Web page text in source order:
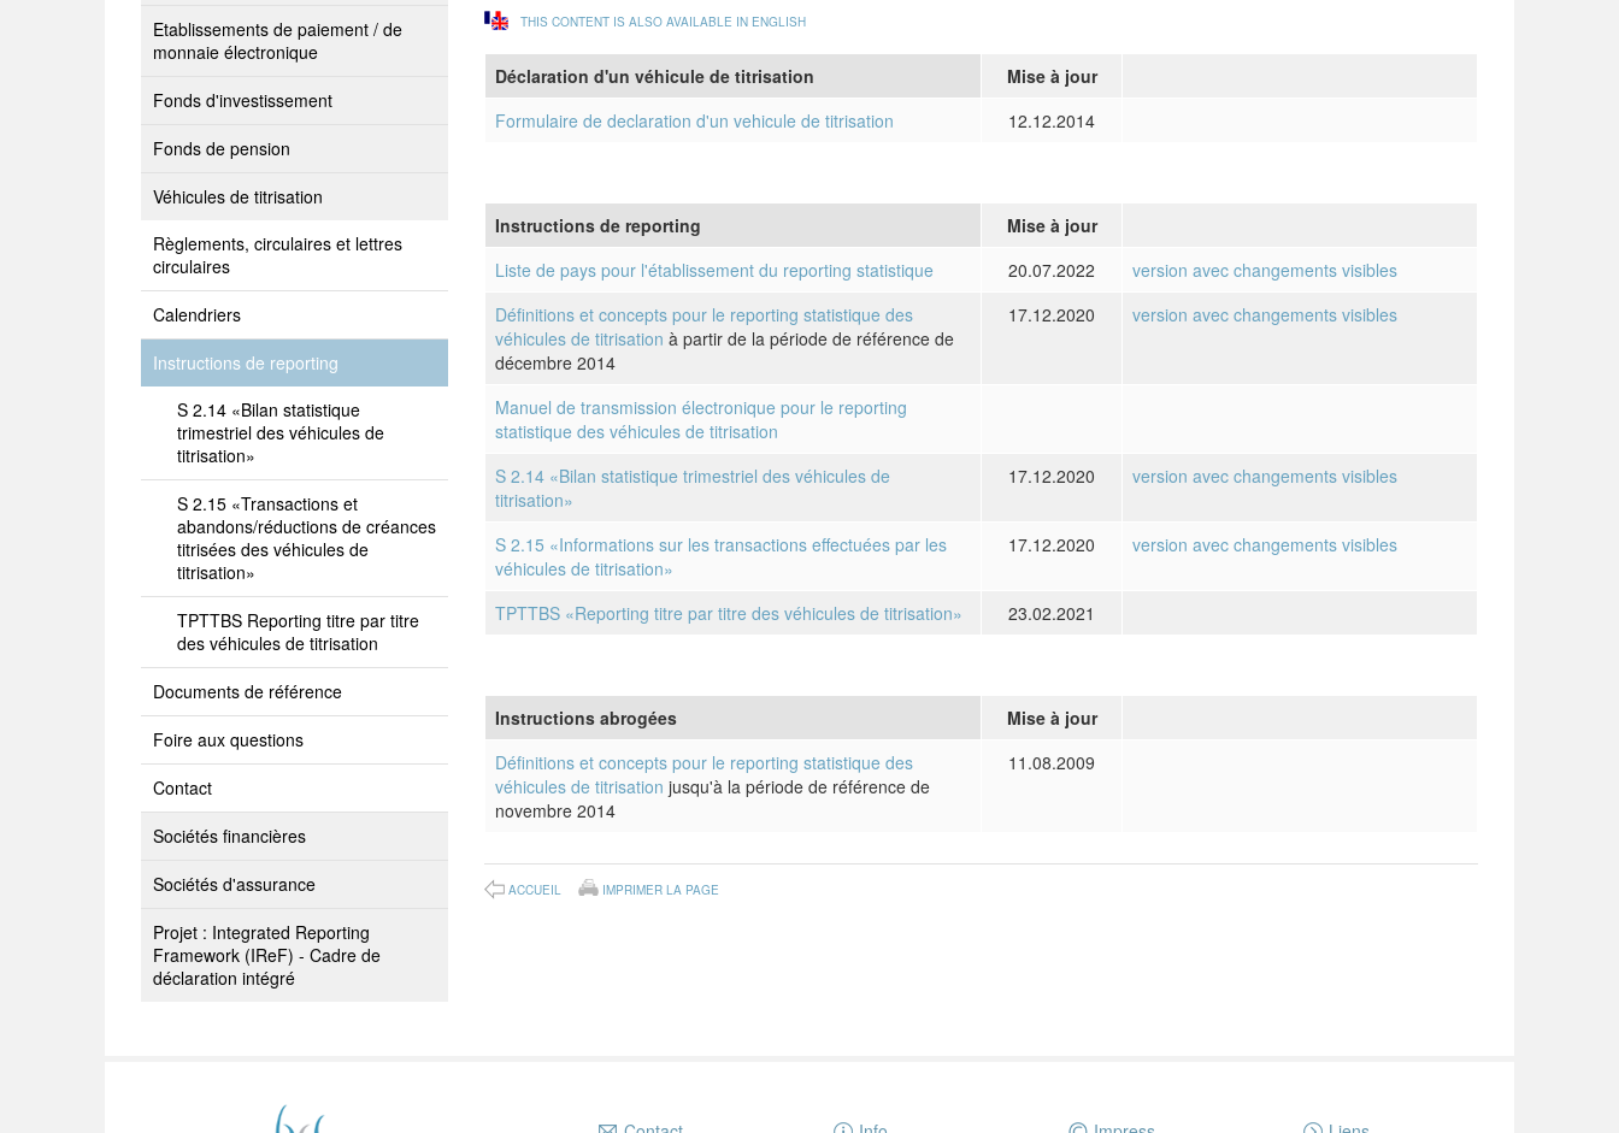
Etablissements de paiement / de
monnaie électronique
Fonds d'investissement
Fonds de pension
Véhicules de titrisation
Règlements, circulaires et lettres
circulaires
Calendriers
Instructions de reporting
S 2.14 «Bilan statistique
trimestriel des véhicules de
titrisation»
S 2.15 «Transactions et
abandons/réductions de créances
titrisées des véhicules de
titrisation»
TPTTBS Reporting titre par titre
des véhicules de titrisation
Documents de référence
Foire aux questions
Contact
Sociétés financières
Sociétés d'assurance
Projet : Integrated Reporting
Framework (IReF) - Cadre de
déclaration intégré
THIS CONTENT IS ALSO AVAILABLE IN ENGLISH
Déclaration d'un véhicule de titrisation
Mise à jour
Formulaire de declaration d'un vehicule de titrisation
12.12.2014
Instructions de reporting
Mise à jour
Liste de pays pour l'établissement du reporting statistique
20.07.2022
version avec changements visibles
Définitions et concepts pour le reporting statistique des
véhicules de titrisation à partir de la période de référence de
décembre 2014
17.12.2020 version avec changements visibles
Manuel de transmission électronique pour le reporting
statistique des véhicules de titrisation
S 2.14 «Bilan statistique trimestriel des véhicules de
titrisation»
17.12.2020 version avec changements visibles
S 2.15 «Informations sur les transactions effectuées par les
véhicules de titrisation»
17.12.2020 version avec changements visibles
TPTTBS «Reporting titre par titre des véhicules de titrisation» 23.02.2021
Instructions abrogées
Mise à jour
Définitions et concepts pour le reporting statistique des
véhicules de titrisation jusqu'à la période de référence de
novembre 2014
11.08.2009
ACCUEIL IMPRIMER LA PAGE